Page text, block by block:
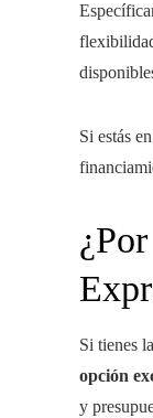
Si estás
Si tienes
opción
y